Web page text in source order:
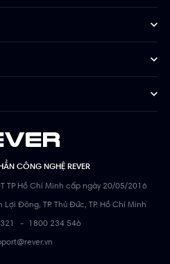
CÔNG NGHỆ REVER
TP Hồ Chí Minh cấp ngày 20/05/2016
Đông, TP. Thủ Đức, TP. Hồ Chí Minh
- 1800 234 546